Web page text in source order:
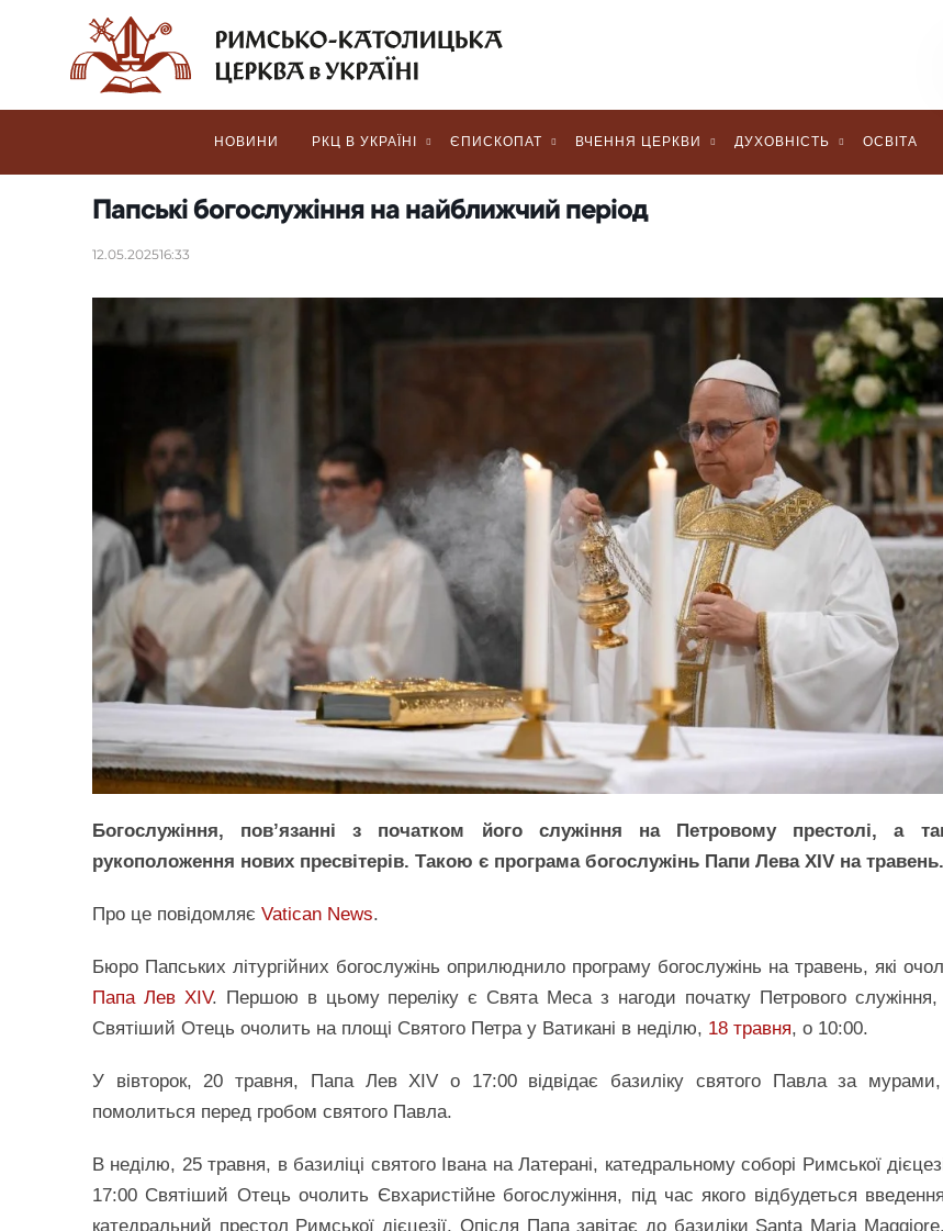
НОВИНИ РКЦ В УКРАЇНІ ЄПИСКОПАТ ВЧЕННЯ ЦЕРКВИ ДУХОВНІСТЬ ОСВІТА
Папські богослужіння на найближчий період
12.05.202516:33
Богослужіння, пов’язанні з початком його служіння на Петровому престолі, а
рукоположення нових пресвітерів. Такою є програма богослужінь Папи Лева XIV на травень.
Про це повідомляє Vatican News.
Бюро Папських літургійних богослужінь оприлюднило програму богослужінь на травень, які
Папа Лев XIV. Першою в цьому переліку є Свята Меса з нагоди початку Петрового служіння,
Святіший Отець очолить на площі Святого Петра у Ватикані в неділю, 18 травня, о 10:00.
У вівторок, 20 травня, Папа Лев XIV о 17:00 відвідає базиліку святого Павла за
помолиться перед гробом святого Павла.
В неділю, 25 травня, в базиліці святого Івана на Латерані, катедральному соборі Римської
17:00 Святіший Отець очолить Євхаристійне богослужіння, під час якого відбудеться
катедральний престол Римської дієцезії. Опісля Папа завітає до базиліки Santa Maria